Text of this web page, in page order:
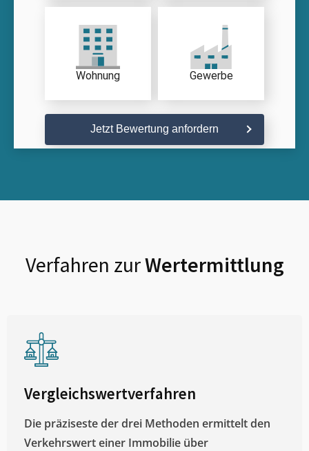
Wohnung Gewerbe
Jetzt Bewertung anfordern
Verfahren zurWertermittlung
Vergleichswertverfahren
Die präziseste der drei Methoden ermittelt den
Verkehrswert einer Immobilie über